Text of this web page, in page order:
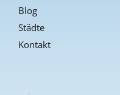
Blog
Städte
Kontakt